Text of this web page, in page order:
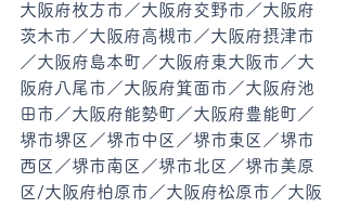
大阪府枚方市／大阪府交野市／大阪府
茨木市／大阪府高槻市／大阪府摂津市
／大阪府島本町／大阪府東大阪市／大
阪府八尾市／大阪府箕面市／大阪府池
田市／大阪府能勢町／大阪府豊能町／
堺市堺区／堺市中区／堺市東区／堺市
西区／堺市南区／堺市北区／堺市美原
区/大阪府柏原市／大阪府松原市／大阪